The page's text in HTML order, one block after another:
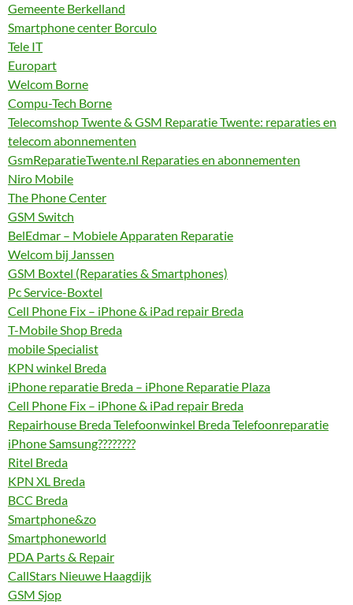
Gemeente Berkelland
Smartphone center Borculo
Tele IT
Europart
Welcom Borne
Compu-Tech Borne
Telecomshop Twente & GSM Reparatie Twente: reparaties en
telecom abonnementen
GsmReparatieTwente.nl Reparaties en abonnementen
Niro Mobile
The Phone Center
GSM Switch
BelEdmar – Mobiele Apparaten Reparatie
Welcom bij Janssen
GSM Boxtel (Reparaties & Smartphones)
Pc Service-Boxtel
Cell Phone Fix – iPhone & iPad repair Breda
T-Mobile Shop Breda
mobile Specialist
KPN winkel Breda
iPhone reparatie Breda – iPhone Reparatie Plaza
Cell Phone Fix – iPhone & iPad repair Breda
Repairhouse Breda Telefoonwinkel Breda Telefoonreparatie
iPhone Samsung????????
Ritel Breda
KPN XL Breda
BCC Breda
Smartphone&zo
Smartphoneworld
PDA Parts & Repair
CallStars Nieuwe Haagdijk
GSM Sjop